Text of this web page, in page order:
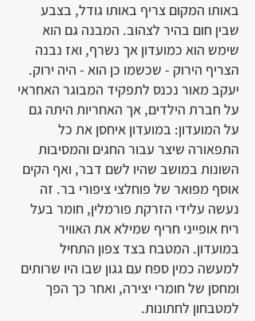
באותו המקום צריף באותו גודל, בצבע
שבין חום בהיר לצהוב. המבנה גם הוא
שימש הוא כמועדון אך נשרף, ואז נבנה
הצריף הירוק - שכשמו כן הוא - היה ירוק.
יעקב מאור נכנס לתפקיד המבוגר האחראי
על חברת הילדים, אך האחריות היתה גם
על המועדון: במועדון איחסן את כל
התפאורה שיצר עבור החגים והמסיבות
השונות במושב שהיו לשם דבר, ואף הקים
אוסף מפואר של פוחלצי ציפורי בר. זה
נעשה עלידי הזרקת פורמלין, חומר בעל
ריח אופייני חריף שמילא את האוויר
במועדון. המטבח בצד צפון התחיל
למעשה כמין ספח עם גגון שבו היו שרותים
ומחסן של חומרי יצירה, ואחר כך הפך
למטבחון לחתונות.